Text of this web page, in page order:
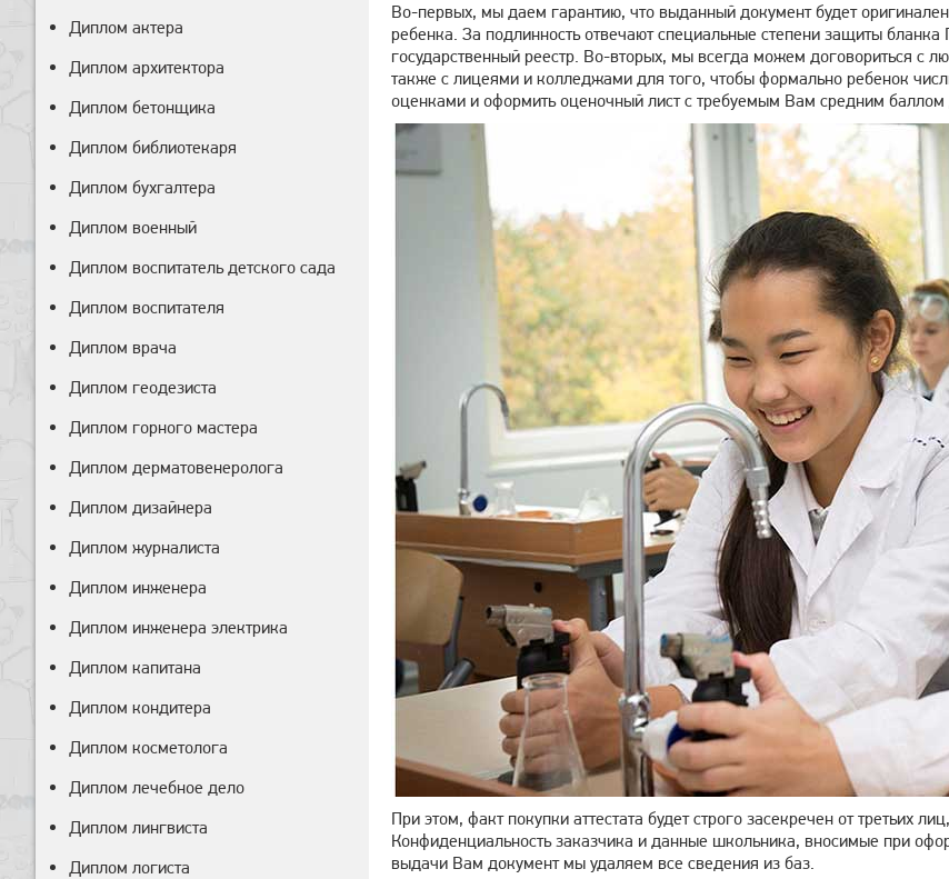
Во-первых, мы даем гарантию, что выданный документ будет
ребенка. За подлинность отвечают специальные степени защиты
государственный реестр. Во-вторых, мы всегда можем договориться с
также с лицеями и колледжами для того, чтобы формально ребенок
оценками и оформить оценочный лист с требуемым Вам средним баллом
При этом, факт покупки аттестата будет строго засекречен от третьих
Конфиденциальность заказчика и данные школьника, вносимые при
выдачи Вам документ мы удаляем все сведения из баз.
Диплом актера
Диплом архитектора
Диплом бетонщика
Диплом библиотекаря
Диплом бухгалтера
Диплом военный
Диплом воспитатель детского сада
Диплом воспитателя
Диплом врача
Диплом геодезиста
Диплом горного мастера
Диплом дерматовенеролога
Диплом дизайнера
Диплом журналиста
Диплом инженера
Диплом инженера электрика
Диплом капитана
Диплом кондитера
Диплом косметолога
Диплом лечебное дело
Диплом лингвиста
Диплом логиста